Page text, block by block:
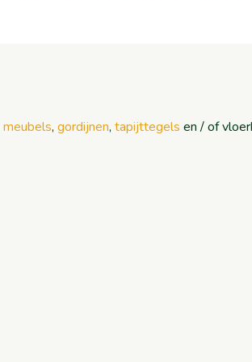
meubels, gordijnen, tapijttegels en / of